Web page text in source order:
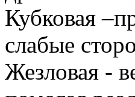
Кубковая
слабые
Жезловая -